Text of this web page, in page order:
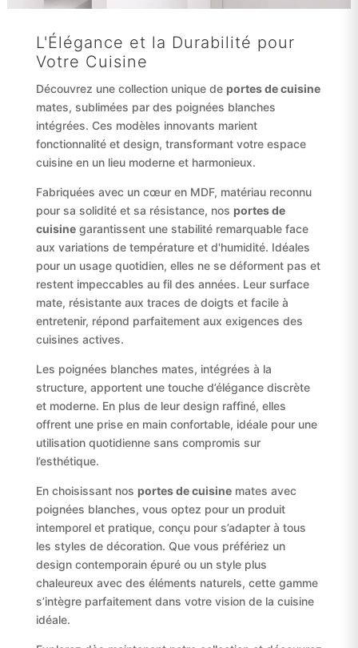
L'Élégance et la Durabilité pour
Votre Cuisine
Découvrez une collection unique de portes de cuisine
mates, sublimées par des poignées blanches
intégrées. Ces modèles innovants marient
fonctionnalité et design, transformant votre espace
cuisine en un lieu moderne et harmonieux.
Fabriquées avec un cœur en MDF, matériau reconnu
pour sa solidité et sa résistance, nos portes de
cuisinegarantissent une stabilité remarquable face
aux variations de température et d'humidité. Idéales
pour un usage quotidien, elles ne se déforment pas et
restent impeccables au fil des années. Leur surface
mate, résistante aux traces de doigts et facile à
entretenir, répond parfaitement aux exigences des
cuisines actives.
Les poignées blanches mates, intégrées à la
structure, apportent une touche d’élégance discrète
et moderne. En plus de leur design raffiné, elles
offrent une prise en main confortable, idéale pour une
utilisation quotidienne sans compromis sur
l’esthétique.
En choisissant nos portes de cuisinemates avec
poignées blanches, vous optez pour un produit
intemporel et pratique, conçu pour s’adapter à tous
les styles de décoration. Que vous préfériez un
design contemporain épuré ou un style plus
chaleureux avec des éléments naturels, cette gamme
s’intègre parfaitement dans votre vision de la cuisine
idéale.